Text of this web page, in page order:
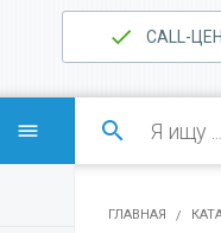
 (офисный


САLL-

ГЛАВНАЯ